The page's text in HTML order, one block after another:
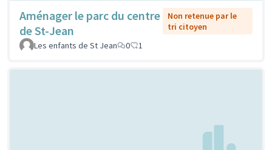
Aménager le parc du centre
de St-Jean
Non retenue par le
tri citoyen
Les enfants de St Jean
0 1